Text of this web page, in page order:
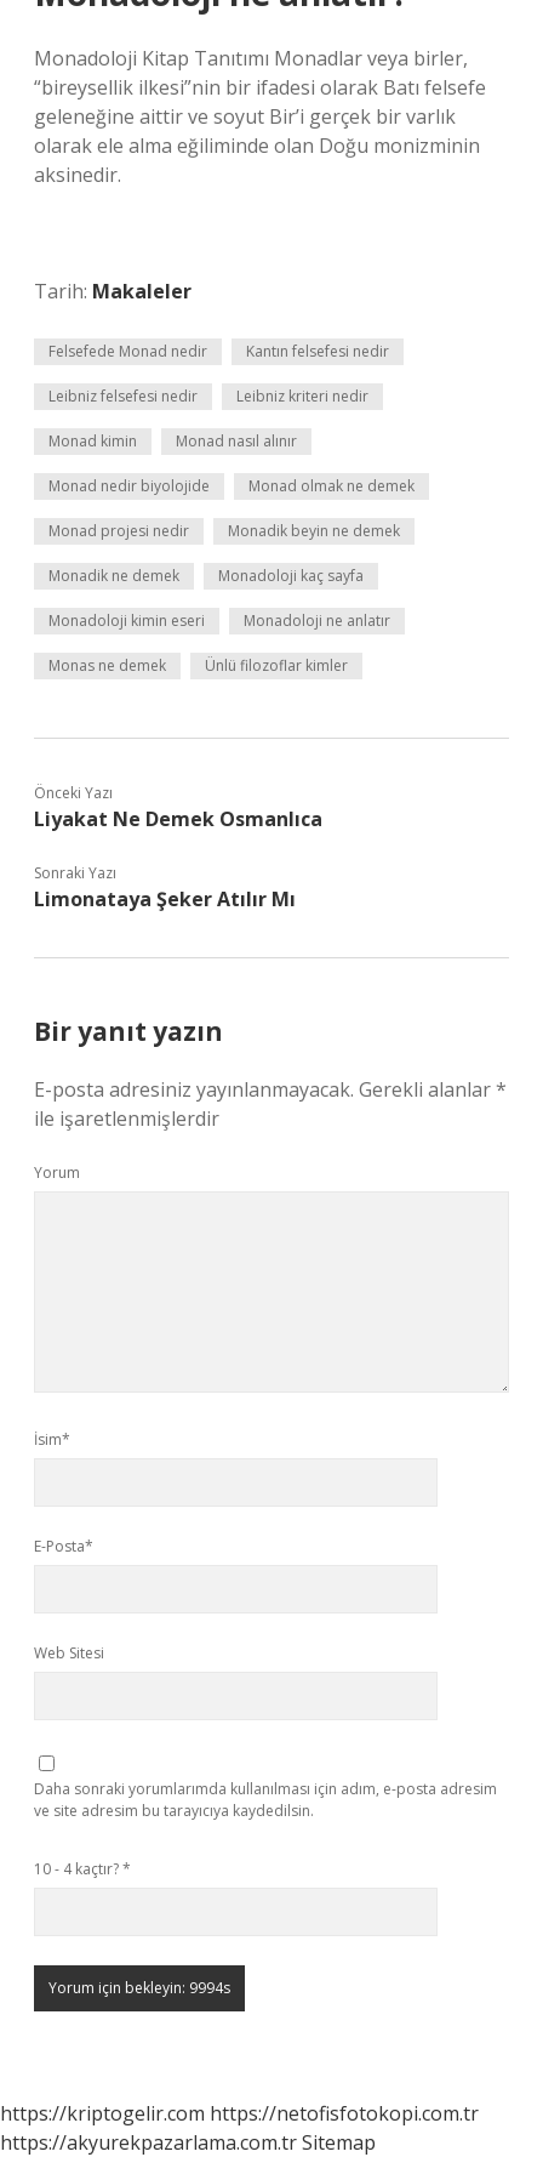
Monadoloji Kitap Tanıtımı Monadlar veya birler,
“bireysellik ilkesi”nin bir ifadesi olarak Batı felsefe
geleneğine aittir ve soyut Bir’i gerçek bir varlık
olarak ele alma eğiliminde olan Doğu monizminin
aksinedir.
Tarih: Makaleler
Felsefede Monad nedir Kantın felsefesi nedir
Leibniz felsefesi nedir Leibniz kriteri nedir
Monad kimin Monad nasıl alınır
Monad nedir biyolojide Monad olmak ne demek
Monad projesi nedir Monadik beyin ne demek
Monadik ne demek Monadoloji kaç sayfa
Monadoloji kimin eseri Monadoloji ne anlatır
Monas ne demek Ünlü filozoflar kimler
Önceki Yazı
Liyakat Ne Demek Osmanlıca
Sonraki Yazı
Limonataya Şeker Atılır Mı
Bir yanıt yazın
E-posta adresiniz yayınlanmayacak. Gerekli alanlar*
ile işaretlenmişlerdir
Yorum
İsim*
E-Posta*
Web Sitesi
Daha sonraki yorumlarımda kullanılması için adım, e-posta adresim
ve site adresim bu tarayıcıya kaydedilsin.
10 - 4 kaçtır?*
https://kriptogelir.com https://netofisfotokopi.com.tr
https://akyurekpazarlama.com.trSitemap